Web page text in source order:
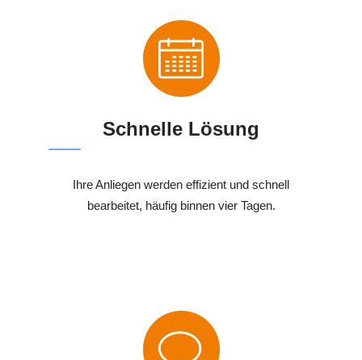
Schnelle Lösung
Ihre Anliegen werden effizient und schnell
bearbeitet, häufig binnen vier Tagen.